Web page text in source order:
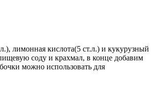
лимонная кислота(5 ст.л.) и кукурузный
соду и крахмал, в конце добавим
можно использовать для